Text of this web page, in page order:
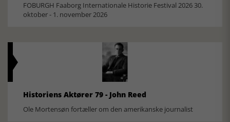
FOBURGH Faaborg Internationale Historie Festival 2026 30.
oktober - 1. november 2026
Historiens Aktører 79 - John Reed
Ole Mortensøn fortæller om den amerikanske journalist